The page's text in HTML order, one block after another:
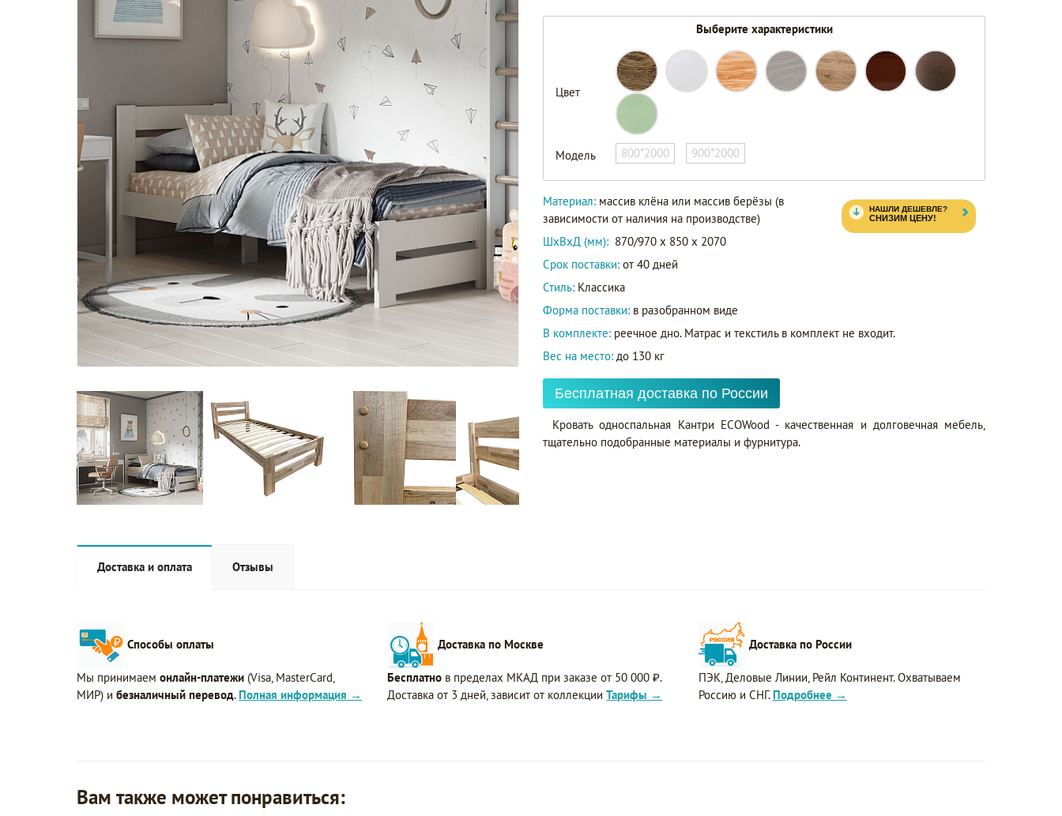
Выберите характеристики
Цвет
Модель 800*2000 900*2000
Материал: массив клёна или массив берёзы (в
зависимости от наличия на производстве)
ШxВxД (мм): 870/970 x 850 x 2070
Срок поставки: от 40 дней
Стиль: Классика
Форма поставки: в разобранном виде
В комплекте: реечное дно. Матрас и текстиль в комплект не входит.
Вес на место: до 130 кг
Бесплатная доставка по России
Кровать односпальная Кантри ECOWood - качественная и долговечная мебель,
тщательно подобранные материалы и фурнитура.
Доставка и оплата Отзывы
Способы оплаты
Мы принимаем онлайн-платежи (Visa, MasterCard,
МИР) и безналичный перевод. Полная информация →
Доставка по Москве
Бесплатно в пределах МКАД при заказе от 50 000 ₽.
Доставка от 3 дней, зависит от коллекцииТарифы →
Доставка по России
ПЭК, Деловые Линии, Рейл Континент. Охватываем
Россию и СНГ. Подробнее →
Вам также может понравиться: